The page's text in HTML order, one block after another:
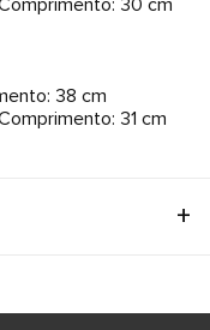
30 cm
38 cm
31 cm